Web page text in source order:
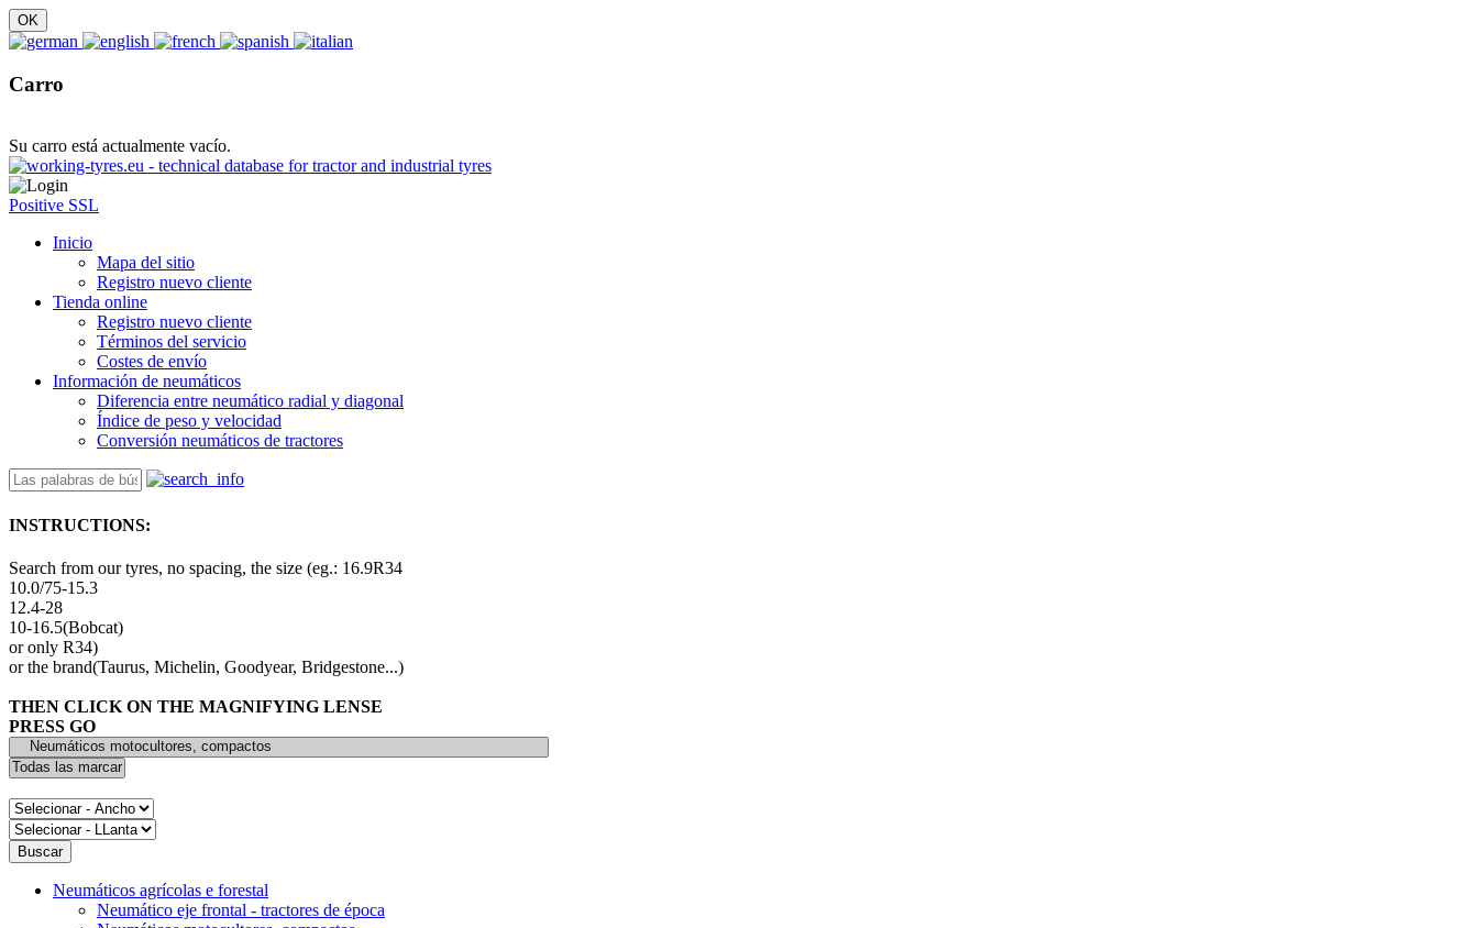
Carro
Su carro está actualmente vacío.
Positive SSL
Inicio
Mapa del sitio
Registro nuevo cliente
Tienda online
Registro nuevo cliente
Términos del servicio
Costes de envío
Información de neumáticos
Diferencia entre neumático radial y diagonal
Índice de peso y velocidad
Conversión neumáticos de tractores
INSTRUCTIONS:
Search from our tyres, no spacing, the size (eg.: 16.9R34
10.0/75-15.3
12.4-28
10-16.5(Bobcat)
or only R34)
or the brand(Taurus, Michelin, Goodyear, Bridgestone...)
THEN CLICK ON THE MAGNIFYING LENSE
PRESS GO
Neumáticos agrícolas e forestal
Neumático eje frontal - tractores de época